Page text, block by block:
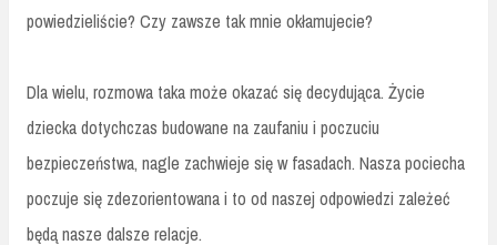
powiedzieliście? Czy zawsze tak mnie okłamujecie?
Dla wielu, rozmowa taka może okazać się decydująca. Życie
dziecka dotychczas budowane na zaufaniu i poczuciu
bezpieczeństwa, nagle zachwieje się w fasadach. Nasza pociecha
poczuje się zdezorientowana i to od naszej odpowiedzi zależeć
będą nasze dalsze relacje.